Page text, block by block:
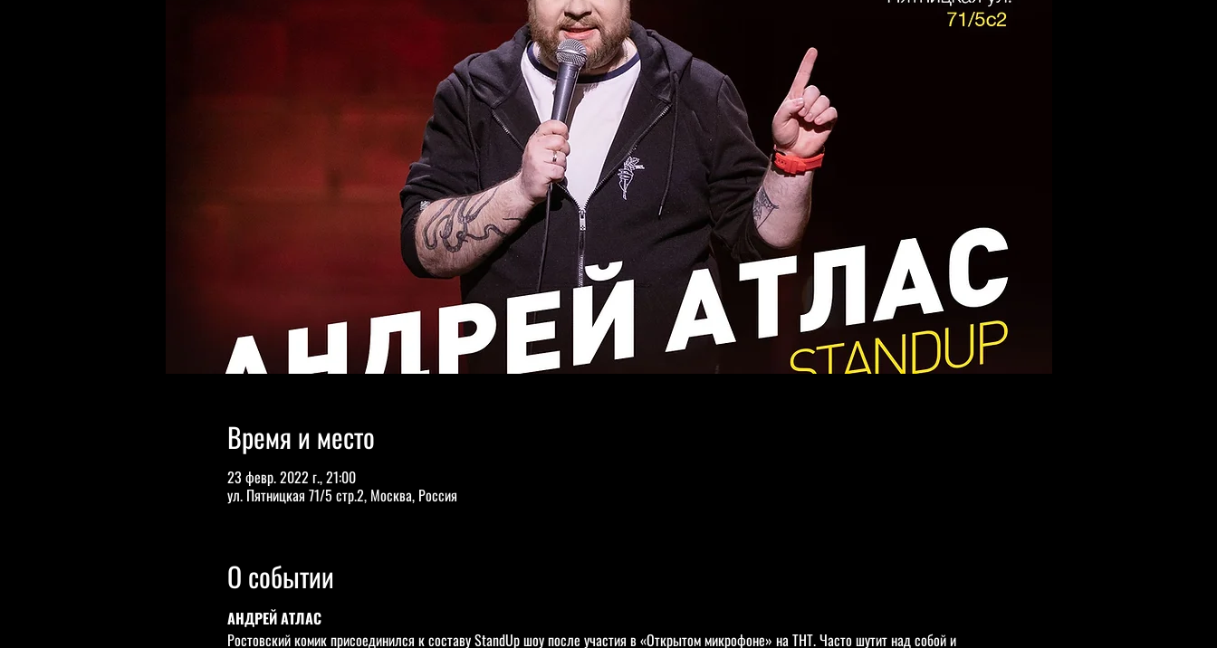
Время и место
23 февр. 2022 г., 21:00
ул. Пятницкая 71/5 стр.2, Москва, Россия
О событии
АНДРЕЙ АТЛАС
Ростовский комик присоединился к составу StandUp шоу после участия в «Открытом микрофоне» на ТНТ. Часто шутит над собой и